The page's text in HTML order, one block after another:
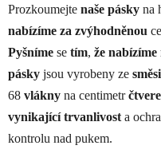
Prozkoumejte naše pásky na
nabízíme za zvýhodněnou
Pyšníme se tím, že nabízíme
pásky jsou vyrobeny ze směsi
68 vlákny na centimetr
vynikající trvanlivost a
kontrolu nad pukem.